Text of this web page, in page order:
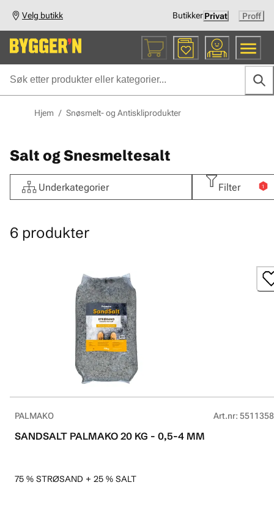
Velg butikk ButikkerPrivat Proff
Hjem / Snøsmelt- og Antiskliprodukter
Salt og Snesmeltesalt
Underkategorier Filter 1
6 produkter
PALMAKO Art.nr:
SANDSALT PALMAKO 20 KG - 0,5-4 MM
75 % STRØSAND + 25 % SALT